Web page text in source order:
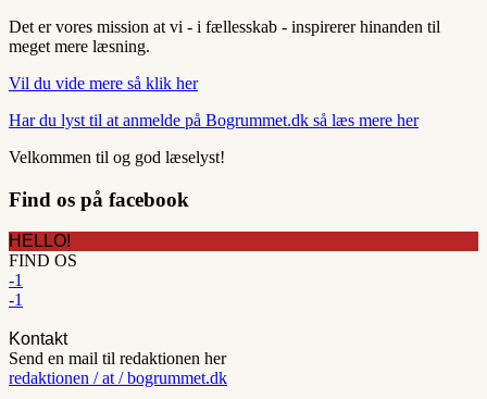
Det er vores mission at vi - i fællesskab - inspirerer hinanden til
meget mere læsning.
Vil du vide mere så klik her
Har du lyst til at anmelde på Bogrummet.dk så læs mere her
Velkommen til og god læselyst!
Find os på facebook
HELLO!
FIND OS
-1
-1
Kontakt
Send en mail til redaktionen her
redaktionen / at / bogrummet.dk